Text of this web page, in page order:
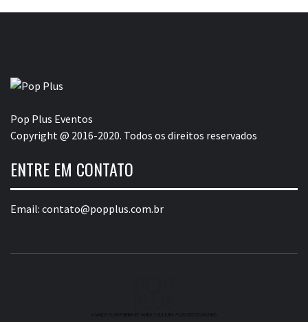
Pop Plus Eventos
Copyright @ 2016-2020. Todos os direitos reservados
ENTRE EM CONTATO
Email: contato@popplus.com.br